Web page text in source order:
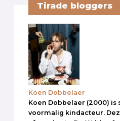
Tirade bloggers
Koen Dobbelaer
Koen Dobbelaer (2000) is
voormalig kindacteur.